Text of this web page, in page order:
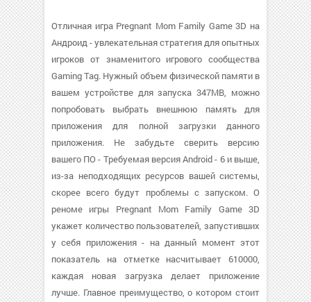
Отличная игра Pregnant Mom Family Game 3D на
Андроид - увлекательная стратегия для опытных
игроков от знаменитого игрового сообщества
Gaming Tag. Нужный объем физической памяти в
вашем устройстве для запуска 347MB, можно
попробовать выбрать внешнюю память для
приложения для полной загрузки данного
приложения. Не забудьте сверить версию
вашего ПО - Требуемая версия Android - 6 и выше,
из-за неподходящих ресурсов вашей системы,
скорее всего будут проблемы с запуском. О
реноме игры Pregnant Mom Family Game 3D
укажет количество пользователей, запустивших
у себя приложения - на данный момент этот
показатель на отметке насчитывает 610000,
каждая новая загрузка делает приложение
лучше. Главное преимущество, о котором стоит